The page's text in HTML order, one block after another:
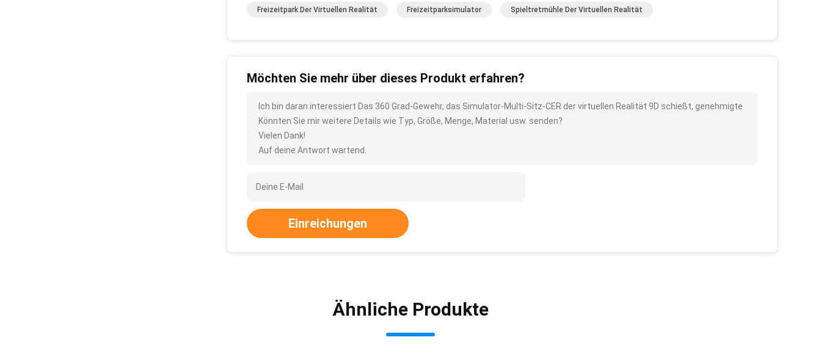
Freizeitpark Der Virtuellen Realität Freizeitparksimulator Spieltretmühle Der Virtuellen Realität
Möchten Sie mehr über dieses Produkt erfahren?
Ich bin daran interessiert Das 360 Grad-Gewehr, das Simulator-Multi-Sitz-CER der virtuellen Realität 9D schießt, genehmigte
Könnten Sie mir weitere Details wie Typ, Größe, Menge, Material usw. senden?
Vielen Dank!
Auf deine Antwort wartend.
Einreichungen
Ähnliche Produkte